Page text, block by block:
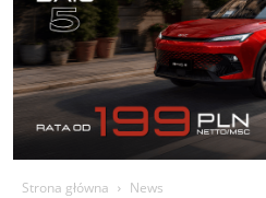
Strona główna News